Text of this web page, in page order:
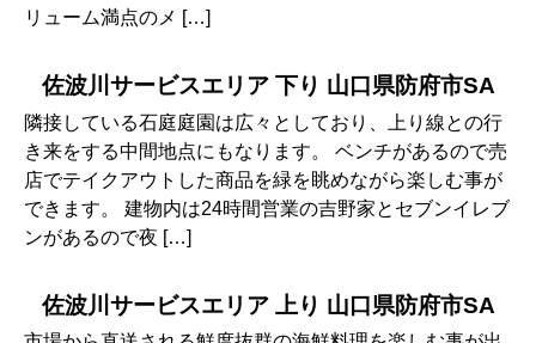
リューム満点のメ […]
佐波川サービスエリア 下り 山口県防府市SA
隣接している石庭庭園は広々としており、上り線との行
き来をする中間地点にもなります。 ベンチがあるので売
店でテイクアウトした商品を緑を眺めながら楽しむ事が
できます。 建物内は24時間営業の吉野家とセブンイレブ
ンがあるので夜 […]
佐波川サービスエリア 上り 山口県防府市SA